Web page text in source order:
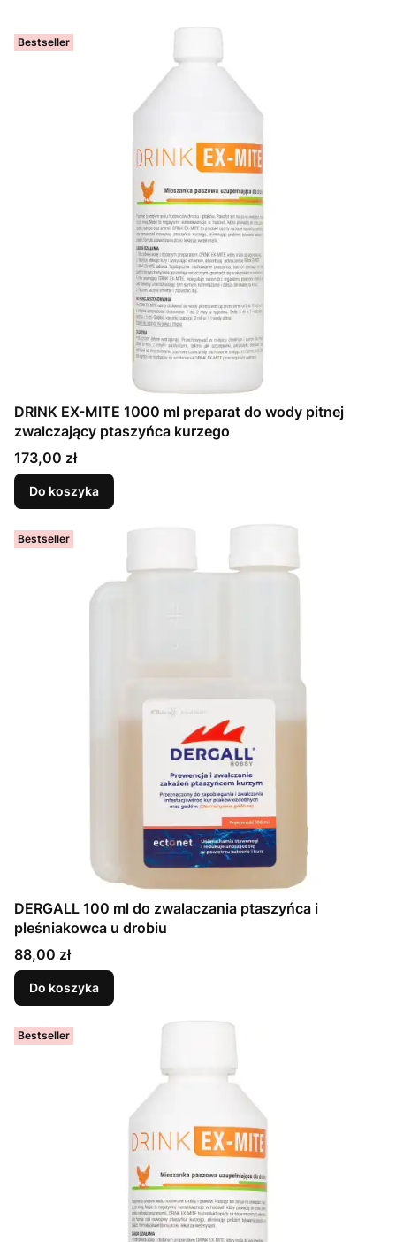
Bestseller
DRINK EX-MITE 1000 ml preparat do wody pitnej
zwalczający ptaszyńca kurzego
Cena
173,00 zł
Do koszyka
Bestseller
DERGALL 100 ml do zwalaczania ptaszyńca i
pleśniakowca u drobiu
Cena
88,00 zł
Do koszyka
Bestseller